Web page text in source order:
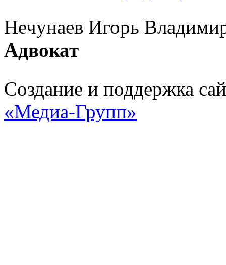
Нечунаев Игорь
Адвокат
Создание и поддержка
«Медиа-Групп»